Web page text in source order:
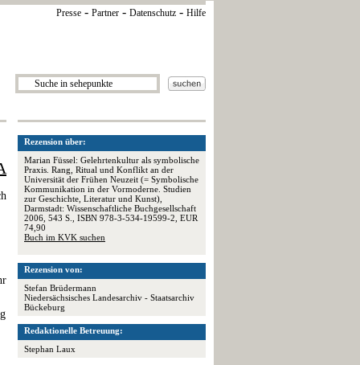
Presse - Partner - Datenschutz - Hilfe
Rezension über:
Marian Füssel: Gelehrtenkultur als symbolische
Praxis. Rang, Ritual und Konflikt an der
Universität der Frühen Neuzeit (= Symbolische
Kommunikation in der Vormoderne. Studien
zur Geschichte, Literatur und Kunst),
Darmstadt: Wissenschaftliche Buchgesellschaft
2006, 543 S., ISBN 978-3-534-19599-2, EUR
74,90
Buch im KVK suchen
Rezension von:
Stefan Brüdermann
Niedersächsisches Landesarchiv - Staatsarchiv
Bückeburg
Redaktionelle Betreuung:
Stephan Laux